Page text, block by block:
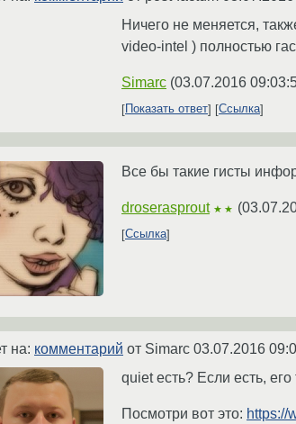
Ничего не меняется,
video-intel ) полностью
Simarc (03.07.2016
Показать ответ
Ссылка
Все бы такие гисты
droserasprout ★★ (
Ссылка
на: комментарий от Simarc 03.07.2016
quiet есть? Если есть,
Посмотри вот это: https://